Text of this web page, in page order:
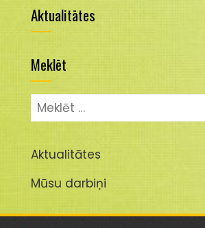
Aktualitātes
Meklēt
Meklēt:
Aktualitātes
Mūsu darbiņi